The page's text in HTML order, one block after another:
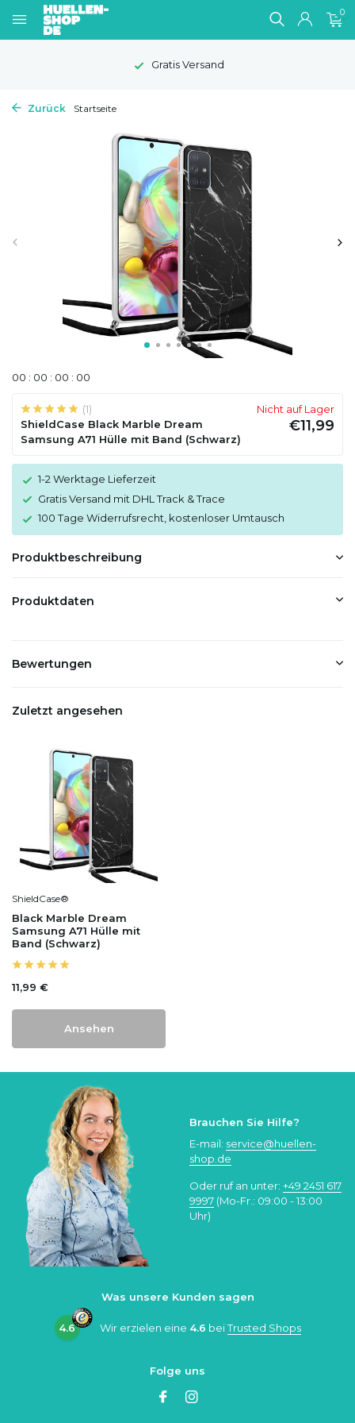
0
Gratis Versand
Zurück Startseite
00 : 00 : 00 : 00
(1)
ShieldCase Black Marble Dream
Samsung A71 Hülle mit Band (Schwarz)
Nicht auf Lager
€11,99
1-2 Werktage Lieferzeit
Gratis Versand mit DHL Track & Trace
100 Tage Widerrufsrecht, kostenloser Umtausch
Produktbeschreibung
Produktdaten
Bewertungen
Zuletzt angesehen
ShieldCase®
Black Marble Dream
Samsung A71 Hülle mit
Band (Schwarz)
11,99 €
Ansehen
Brauchen Sie Hilfe?
E-mail: service@huellen-
shop.de
Oder ruf an unter: +49 2451 617
9997 (Mo-Fr.: 09:00 - 13:00
Uhr)
Was unsere Kunden sagen
4.6 Wir erzielen eine 4.6 beiTrusted Shops
Folge uns